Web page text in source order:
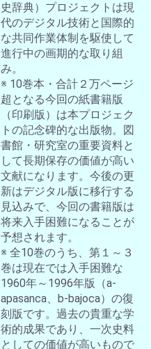
史辞典）プロジェクトは現
代のデジタル技術と国際的
な共同作業体制を駆使して
進行中の画期的な取り組
み。
※ 10巻本・合計２万ページ
超となる今回の紙書籍版
（印刷版）は本プロジェク
トの記念碑的な出版物。図
書館・研究室の重要資料と
して長期保存の価値が高い
文献になります。今後の更
新はデジタル版に移行する
見込みで、今回の書籍版は
将来入手困難になることが
予想されます。
※ 全10巻のうち、第１～３
巻は現在では入手困難な
1960年～1996年版（a-
apasanca、b-bajoca）の復
刻版です。過去の貴重な学
術的成果であり、一次史料
としての価値が高いもので